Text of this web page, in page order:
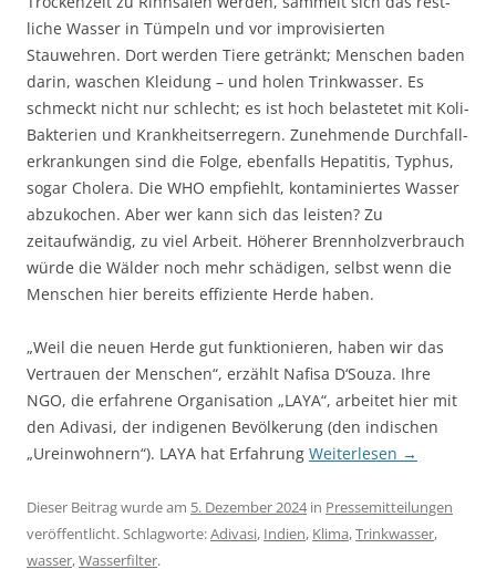
liche Wasser in Tümp­eln und vor improvi­sier­ten
Stauwehren. Dort werden Tiere getränkt; Menschen baden
darin, waschen Kleidung – und holen Trinkwasser. Es
schmeckt nicht nur schlecht; es ist hoch belastetet mit Koli-
Bakterien und Krankheits­erregern. Zunehmende Durchfall­
erkrankungen sind die Folge, ebenfalls Hepatitis, Typhus,
sogar Cholera. Die WHO empfiehlt, kontaminiertes Wasser
abzukochen. Aber wer kann sich das leisten? Zu
zeitaufwändig, zu viel Arbeit. Höherer Brennholzverbrauch
würde die Wälder noch mehr schädigen, selbst wenn die
Menschen hier bereits effiziente Herde haben.
„Weil die neuen Herde gut funktionieren, haben wir das
Vertrauen der Menschen“, erzählt Nafisa D‘Souza. Ihre
NGO, die erfahrene Organisation „LAYA“, arbeitet hier mit
den Adivasi, der indigenen Bevölkerung (den indischen
„Ureinwohnern“). LAYA hat Erfahrung Weiterlesen →
Dieser Beitrag wurde am 5. Dezember 2024in Pressemitteilungen
veröffentlicht. Schlagworte:Adivasi, Indien, Klima,Trinkwasser,
wasser,Wasserfilter.